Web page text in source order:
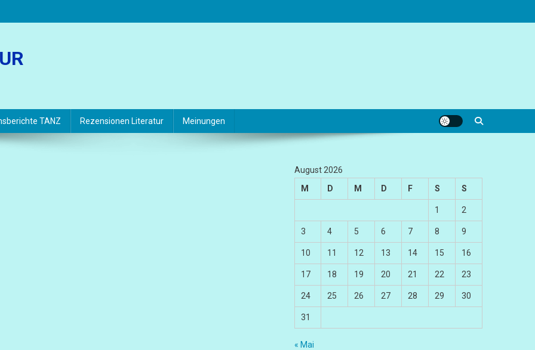
TANZ Rezensionen Literatur Meinungen
August 2026
M
D M D F S S
1 2
3 4 5 6 7 8 9
10 11 12 13 14 15 16
17 18 19 20 21 22 23
24 25 26 27 28 29 30
31
« Mai